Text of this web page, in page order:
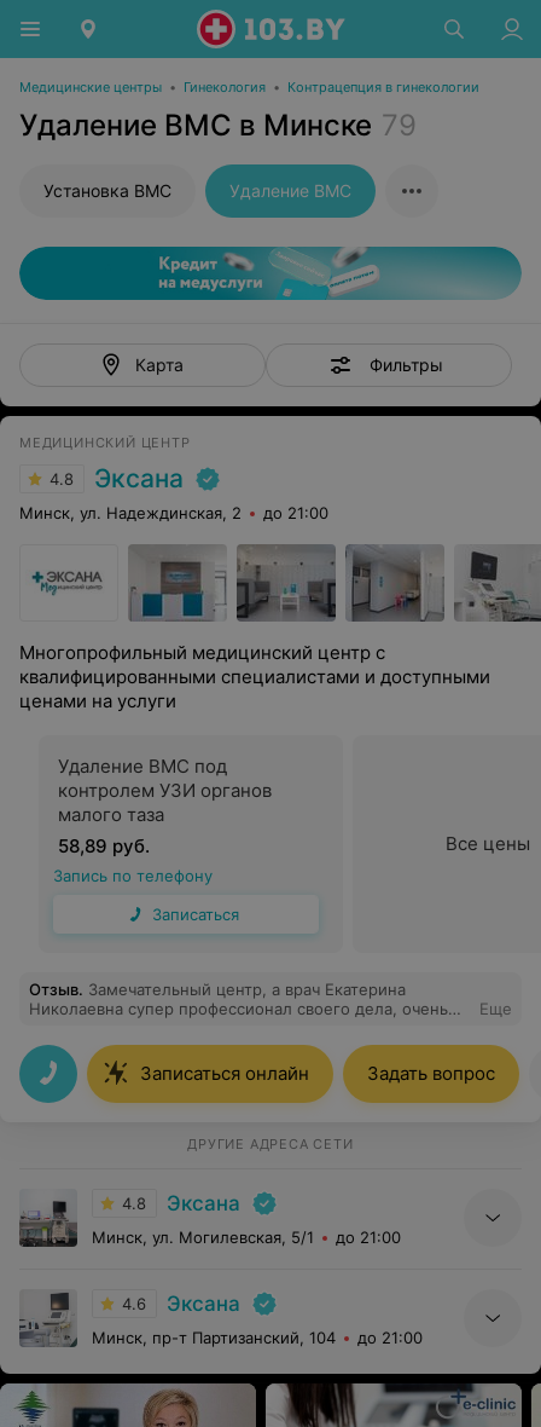
Медицинские центры • Гинекология • Контрацепция в гинекологии
Удаление ВМС в Минске 79
Установка ВМС Удаление ВМС
Карта Фильтры
МЕДИЦИНСКИЙ ЦЕНТР
4.8 Эксана
Минск, ул. Надеждинская, 2 до 21:00
Многопрофильный медицинский центр с
квалифицированными специалистами и доступными
ценами на услуги
Удаление ВМС под
контролем УЗИ органов
малого таза
58,89 руб.
Запись по телефону
Записаться
Все цены
Отзыв. Замечательный центр, а врач Екатерина
Николаевна супер профессионал своего дела, очень
Еще
Записаться онлайн Задать вопрос
ДРУГИЕ АДРЕСА СЕТИ
4.8 Эксана
Минск, ул. Могилевская, 5/1 до 21:00
4.6 Эксана
Минск, пр-т Партизанский, 104 до 21:00